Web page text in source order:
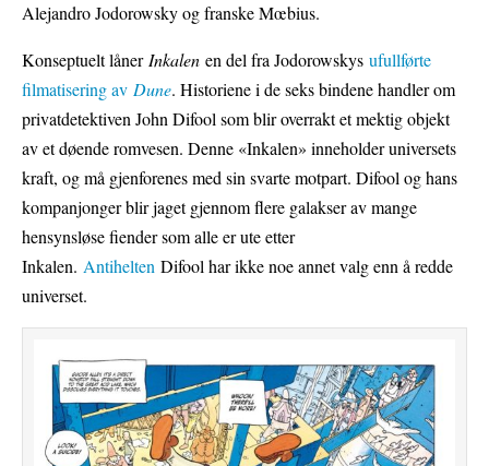
Alejandro Jodorowsky og franske Mœbius.
Konseptuelt lånerInkalen en del fra Jodorowskys ufullførte
filmatisering av Dune. Historiene i de seks bindene handler om
privatdetektiven John Difool som blir overrakt et mektig objekt
av et døende romvesen. Denne «Inkalen» inneholder universets
kraft, og må gjenforenes med sin svarte motpart. Difool og hans
kompanjonger blir jaget gjennom flere galakser av mange
hensynsløse fiender som alle er ute etter
Inkalen. Antihelten Difool har ikke noe annet valg enn å redde
universet.